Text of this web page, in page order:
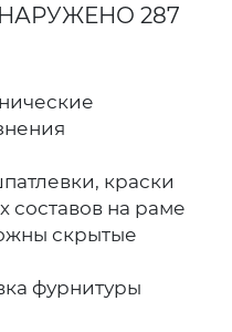
287
краски
составов на раме
скрытые
фурнитуры